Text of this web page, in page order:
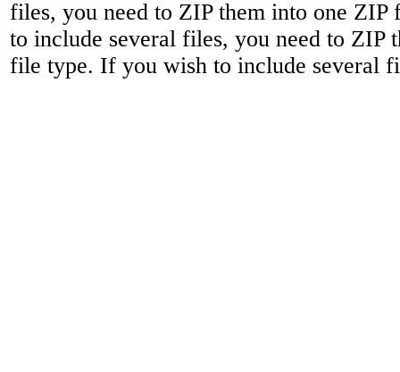
files, you need to ZIP them into one
to include several files, you need to
file type. If you wish to include several